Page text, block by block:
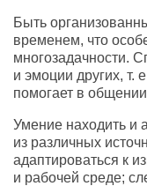
Быть
временем, что
многозадачности.
и эмоции других, т.
помогает в
Умение находить и
из различных
адаптироваться к
и рабочей среде;